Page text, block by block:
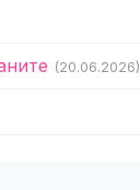
(20.06.2026)